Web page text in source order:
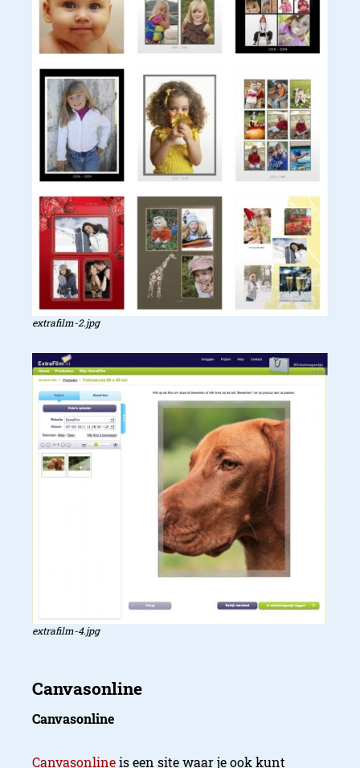
Canvasvoordeel
extrafilm-2.jpg
extrafilm-4.jpg
Canvasonline
Canvasonlineis een site waar je ook kunt